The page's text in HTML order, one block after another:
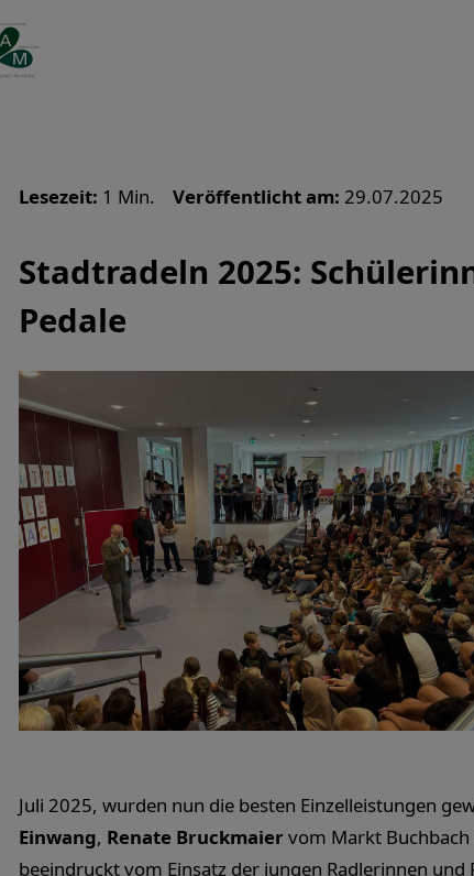
Lesezeit: 1 Min. Veröffentlicht am: 29.07.2025
Stadtradeln 2025:
Pedale
Juli 2025, wurden nun die besten Einzelleistungen
Einwang, Renate Bruckmaiervom Markt
beeindruckt vom Einsatz der jungen Radlerinnen und